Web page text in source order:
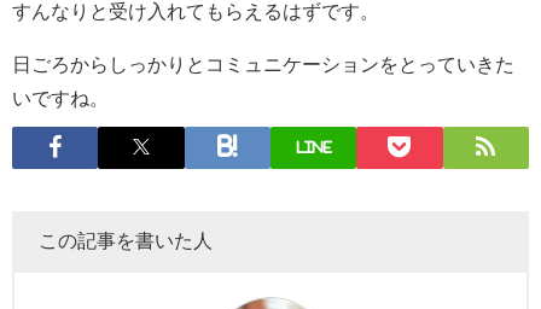
すんなりと受け入れてもらえるはずです。
日ごろからしっかりとコミュニケーションをとっていきた
いですね。
LINE
この記事を書いた人